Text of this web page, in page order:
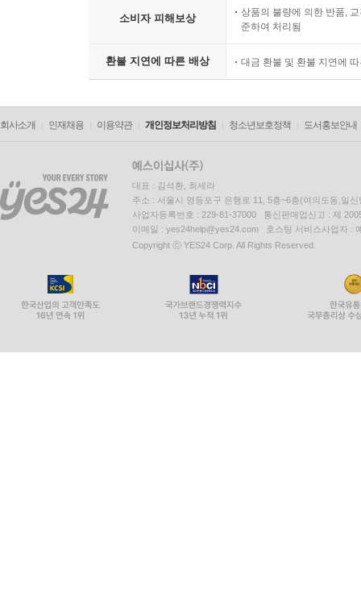
소비자 피해보상
상품의 불량에 의한 반품,
준하여 처리됨
환불 지연에 따른 배상 대금 환불 및 환불 지연에
회사소개 인재채용 이용약관 개인정보처리방침 청소년보호정책 도서홍보안내
대표 : 김석환, 최세라
주소 : 서울시 영등포구 은행로 11, 5층~6층(여의도동,일신
사업자등록번호 : 229-81-37000 통신판매업신고 : 제
이메일 : yes24help@yes24.com 호스팅 서비스사업자 :
Copyright ⓒ YES24 Corp. All Rights Reserved.